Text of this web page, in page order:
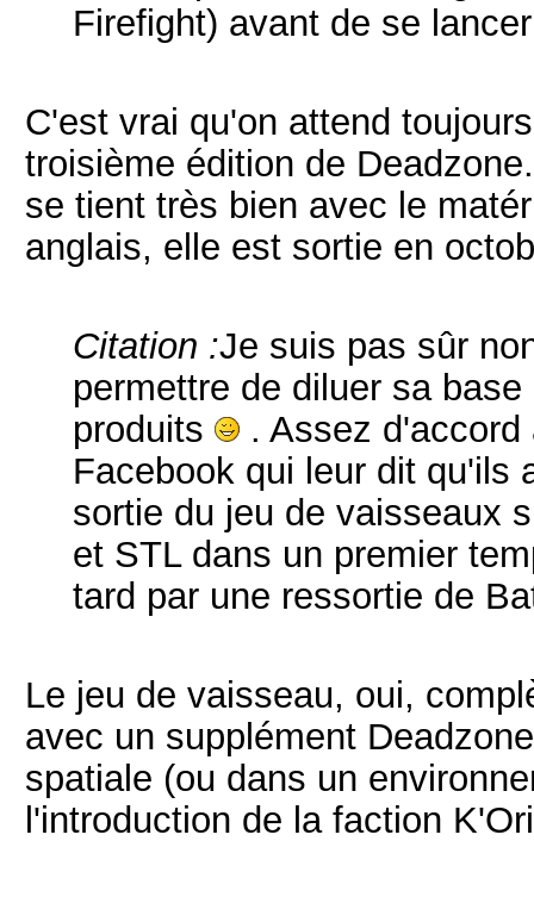
Firefight) avant de se
C'est vrai qu'on attend
troisième édition de
se tient très bien avec le
anglais, elle est sortie en
Citation :Je suis pas sûr
permettre de diluer sa
produits
. Assez
Facebook qui leur dit qu'ils
sortie du jeu de vaisseaux
et STL dans un premier
tard par une ressortie de
Le jeu de vaisseau, oui,
avec un supplément
spatiale (ou dans un
l'introduction de la faction